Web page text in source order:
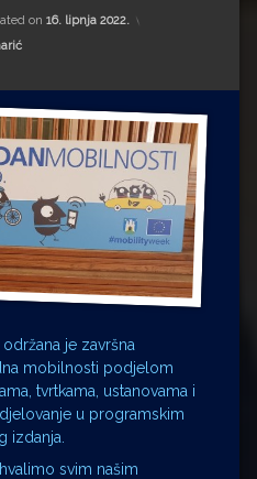
on 16. lipnja 2022.
je završna
mobilnosti podjelom
tvrtkama, ustanovama i
u programskim
izdanja.
svim našim